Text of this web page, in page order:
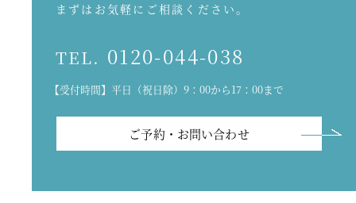
まずはお気軽にご相談ください。
TEL. 0120-044-038
【受付時間】平日（祝日除）9：00から17：00まで
ご予約・お問い合わせ